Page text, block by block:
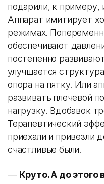
подарили, к примеру,
Аппарат имитирует
режимах.
обеспечивают
постепенно
улучшается
опора на пятку. Или
развивать плечевой
нагрузку. Вдобавок
Терапевтический
приехали и привезли
счастливые были.
— Круто. А до